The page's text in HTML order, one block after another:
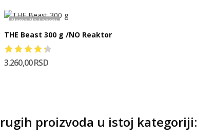
Nema Na Lageru
THE Beast 300 g /NO Reaktor
3.260,00 RSD
proizvoda u istoj kategoriji: